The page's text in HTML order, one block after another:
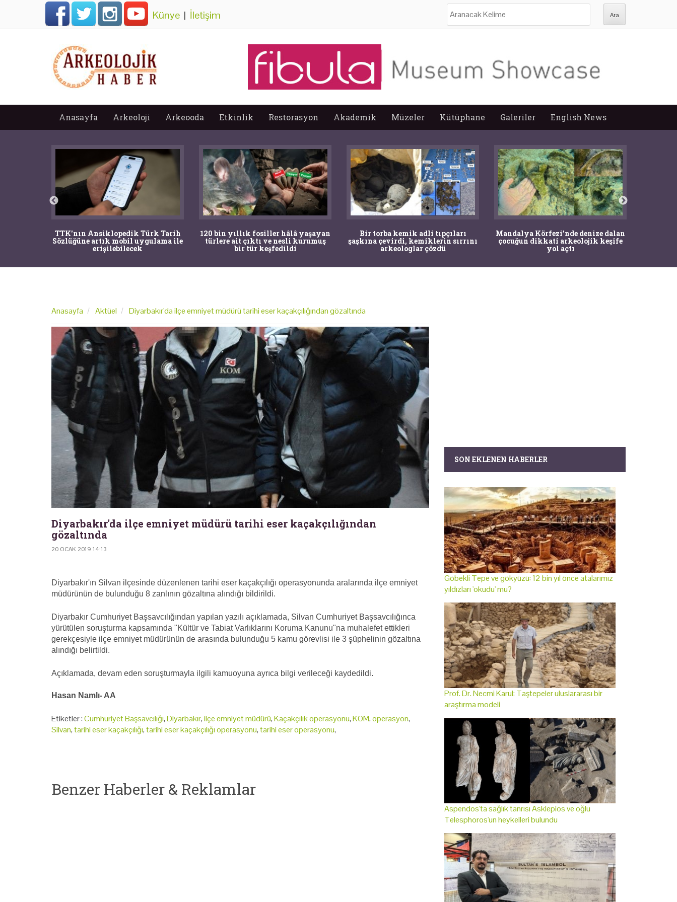
Künye | İletişim
Anasayfa Arkeoloji Arkeooda Etkinlik Restorasyon Akademik Müzeler Kütüphane Galeriler English News
TTK'nın Ansiklopedik Türk Tarih
Sözlüğüne artık mobil uygulama ile
erişilebilecek
120 bin yıllık fosiller hâlâ yaşayan
türlere ait çıktı ve nesli kurumuş
bir tür keşfedildi
Bir torba kemik adli tıpçıları
şaşkına çevirdi, kemiklerin sırrını
arkeologlar çözdü
Mandalya Körfezi’nde denize dalan
çocuğun dikkati arkeolojik keşife
yol açtı
Anasayfa Aktüel Diyarbakır'da ilçe emniyet müdürü tarihi eser kaçakçılığından gözaltında
Diyarbakır'da ilçe emniyet müdürü tarihi eser kaçakçılığından
gözaltında
20 OCAK 2019 14:13
Diyarbakır'ın Silvan ilçesinde düzenlenen tarihi eser kaçakçılığı operasyonunda aralarında ilçe emniyet
müdürünün de bulunduğu 8 zanlının gözaltına alındığı bildirildi.
Diyarbakır Cumhuriyet Başsavcılığından yapılan yazılı açıklamada, Silvan Cumhuriyet Başsavcılığınca
yürütülen soruşturma kapsamında "Kültür ve Tabiat Varlıklarını Koruma Kanunu"na muhalefet ettikleri
gerekçesiyle ilçe emniyet müdürünün de arasında bulunduğu 5 kamu görevlisi ile 3 şüphelinin gözaltına
alındığı belirtildi.
Açıklamada, devam eden soruşturmayla ilgili kamuoyuna ayrıca bilgi verileceği kaydedildi.
Hasan Namlı- AA
Etiketler :Cumhuriyet Başsavcılığı,Diyarbakır,ilçe emniyet müdürü,Kaçakçılık operasyonu,KOM,operasyon,
Silvan,tarihi eser kaçakçılığı,tarihi eser kaçakçılığı operasyonu,tarihi eser operasyonu,
Benzer Haberler & Reklamlar
SON EKLENEN HABERLER
Göbekli Tepe ve gökyüzü: 12 bin yıl önce atalarımız
yıldızları 'okudu' mu?
Prof. Dr. Necmi Karul: Taştepeler uluslararası bir
araştırma modeli
Aspendos'ta sağlık tanrısı Asklepios ve oğlu
Telesphoros'un heykelleri bulundu